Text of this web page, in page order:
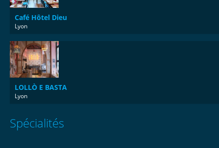
Café Hôtel Dieu
Lyon
LOLLÒ E BASTA
Lyon
Spécialités